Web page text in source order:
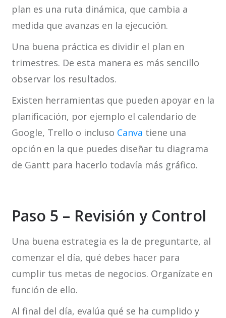
plan es una ruta dinámica, que cambia a
medida que avanzas en la ejecución.
Una buena práctica es dividir el plan en
trimestres. De esta manera es más sencillo
observar los resultados.
Existen herramientas que pueden apoyar en la
planificación, por ejemplo el calendario de
Google, Trello o incluso Canva tiene una
opción en la que puedes diseñar tu diagrama
de Gantt para hacerlo todavía más gráfico.
Paso 5 – Revisión y Control
Una buena estrategia es la de preguntarte, al
comenzar el día, qué debes hacer para
cumplir tus metas de negocios. Organízate en
función de ello.
Al final del día, evalúa qué se ha cumplido y